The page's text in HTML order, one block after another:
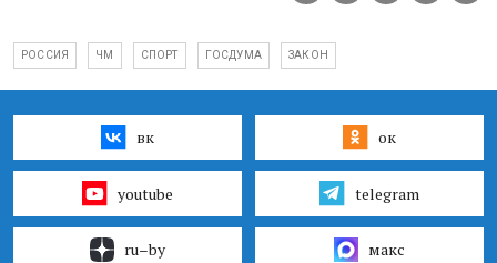
РОССИЯ ЧМ СПОРТ ГОСДУМА ЗАКОН
вк ок
youtube telegram
ru–by макс